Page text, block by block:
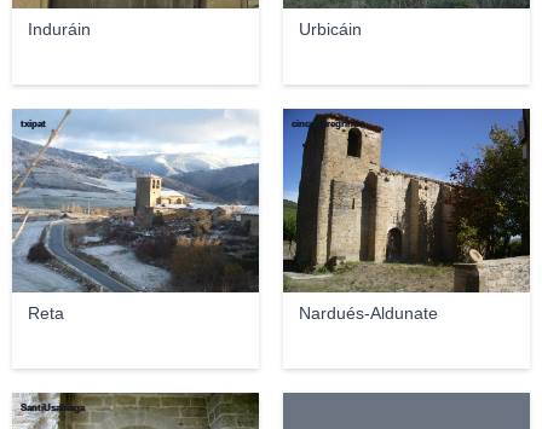
Induráin Urbicáin
Reta
txipat
Nardués-Aldunate
cincoperegrinos
SantiUsabiaga